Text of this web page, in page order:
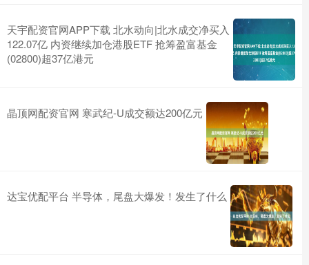
天宇配资官网APP下载 北水动向|北水成交净买入
122.07亿 内资继续加仓港股ETF 抢筹盈富基金
(02800)超37亿港元
晶顶网配资官网 寒武纪-U成交额达200亿元
达宝优配平台 半导体，尾盘大爆发！发生了什么